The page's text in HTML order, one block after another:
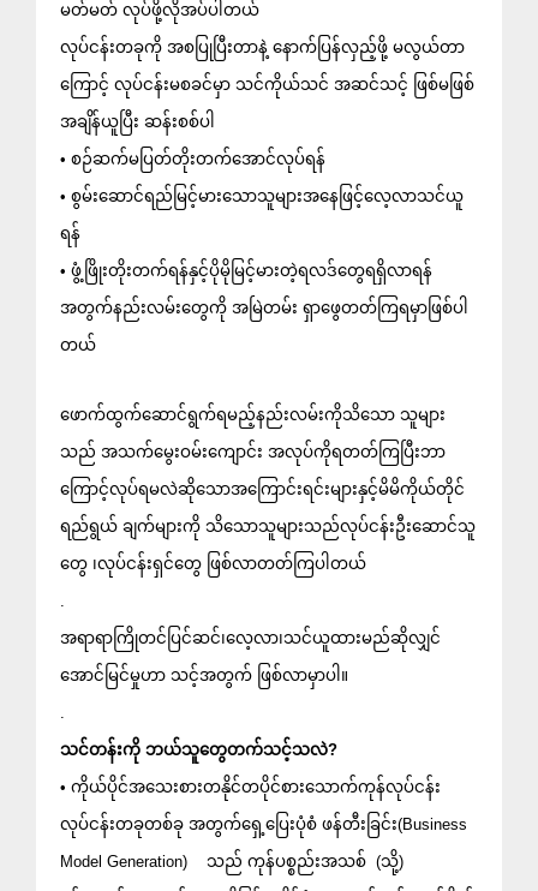
မတ်မတ် လုပ်ဖို့လိုအပ်ပါတယ်
လုပ်ငန်းတခုကို အစပြုပြီးတာနဲ့ နောက်ပြန်လှည့်ဖို့ မလွယ်တာ
ကြောင့် လုပ်ငန်းမစခင်မှာ သင်ကိုယ်သင် အဆင်သင့် ဖြစ်မဖြစ်
အချိန်ယူပြီး ဆန်းစစ်ပါ
• စဉ်ဆက်မပြတ်တိုးတက်အောင်လုပ်ရန်
• စွမ်းဆောင်ရည်မြင့်မားသောသူများအနေဖြင့်လေ့လာသင်ယူ
ရန်
• ဖွံ့ဖြိုးတိုးတက်ရန်နှင့်ပိုမိုမြင့်မားတဲ့ရလဒ်တွေရရှိလာရန်
အတွက်နည်းလမ်းတွေကို အမြဲတမ်း ရှာဖွေတတ်ကြရမှာဖြစ်ပါ
တယ်
ဖောက်ထွက်ဆောင်ရွက်ရမည့်နည်းလမ်းကိုသိသော သူများ
သည် အသက်မွေးဝမ်းကျောင်း အလုပ်ကိုရတတ်ကြပြီးဘာ
ကြောင့်လုပ်ရမလဲဆိုသောအကြောင်းရင်းများနှင့်မိမိကိုယ်တိုင်
ရည်ရွယ် ချက်များကို သိသောသူများသည်လုပ်ငန်းဦးဆောင်သူ
တွေ ၊လုပ်ငန်းရှင်တွေ ဖြစ်လာတတ်ကြပါတယ်
.
အရာရာကြိုတင်ပြင်ဆင်၊လေ့လာ၊သင်ယူထားမည်ဆိုလျှင်
အောင်မြင်မှုဟာ သင့်အတွက် ဖြစ်လာမှာပါ။
.
သင်တန်းကို ဘယ်သူတွေတက်သင့်သလဲ?
• ကိုယ်ပိုင်အသေးစားတနိုင်တပိုင်စားသောက်ကုန်လုပ်ငန်း
လုပ်ငန်းတခုတစ်ခု အတွက်ရှေ့ပြေးပုံစံ ဖန်တီးခြင်း(Business
Model Generation)    သည် ကုန်ပစ္စည်းအသစ်  (သို့)